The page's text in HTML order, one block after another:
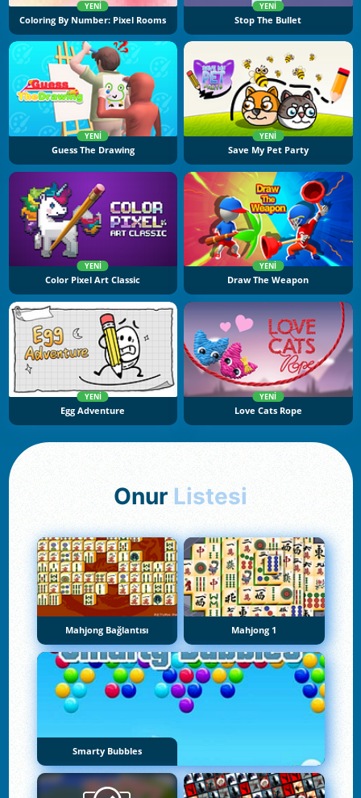
YENI
Coloring By Number: Pixel Rooms
YENI
Stop The Bullet
YENI
Guess The Drawing
YENI
Save My Pet Party
YENI
Color Pixel Art Classic
YENI
Draw The Weapon
YENI
Egg Adventure
YENI
Love Cats Rope
Onur Listesi
Mahjong Bağlantısı Mahjong 1
Smarty Bubbles